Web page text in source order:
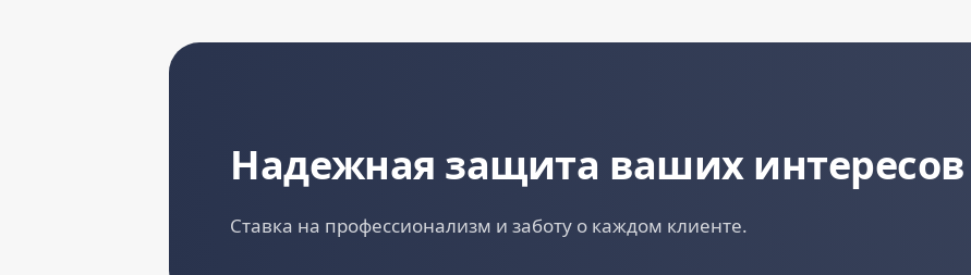
Надежная защита ваших интересов
Ставка на профессионализм и заботу о каждом клиенте.